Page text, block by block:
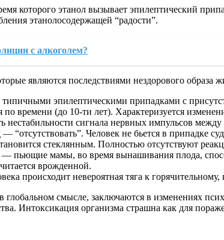
которого этанол вызывает эпилептический
этанолосодержащей “радости”.
с алкоголем?
являются последствиями нездорового образа
эпилептическими припадками с
по времени (до 10-ти лет). Характеризуется
нестабильности сигнала нервных импульсов между
Человек не бьется в припадке
стеклянным. Полностью отсутствуют
пьющие мамы, во время вынашивания плода,
врожденной.
происходит невероятная тяга к
глобальном смысле, заключаются в изменениях
Интоксикация организма страшна как для